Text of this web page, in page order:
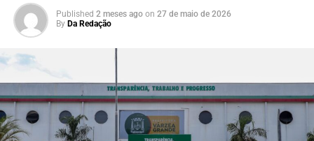
Published 2 meses ago on 27 de maio de 2026
By Da Redação